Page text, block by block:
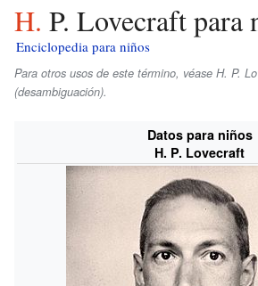
H. P. Lovecraft
Enciclopedia para niños
Para otros usos de este término, véase H. P.
(desambiguación).
Datos para niños
H. P. Lovecraft